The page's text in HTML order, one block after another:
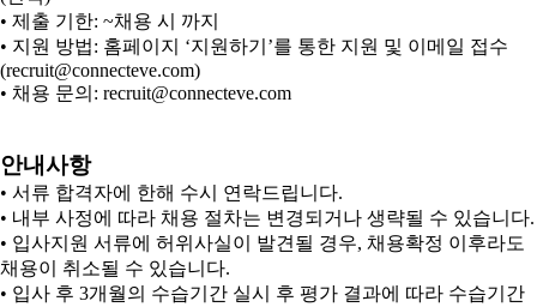
• 제출 기한: ~채용 시 까지
• 지원 방법: 홈페이지 ‘지원하기’를 통한 지원 및 이메일 접수
(recruit@connecteve.com)
• 채용 문의: recruit@connecteve.com
안내사항
• 서류 합격자에 한해 수시 연락드립니다.
• 내부 사정에 따라 채용 절차는 변경되거나 생략될 수 있습니다.
• 입사지원 서류에 허위사실이 발견될 경우, 채용확정 이후라도
채용이 취소될 수 있습니다.
• 입사 후 3개월의 수습기간 실시 후 평가 결과에 따라 수습기간